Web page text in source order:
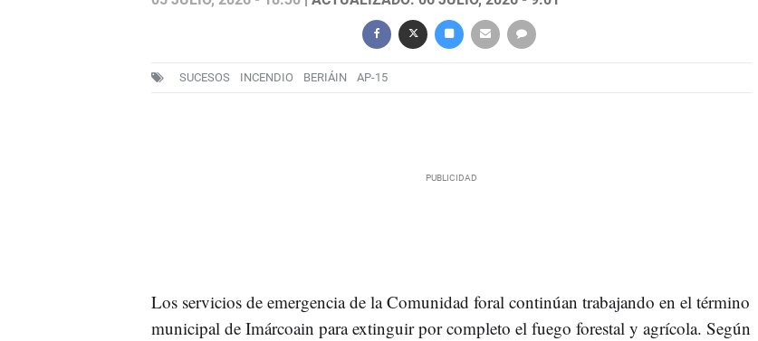
SUCESOS INCENDIO BERIÁIN AP-15
Los servicios de emergencia de la Comunidad foral continúan trabajando en el término
municipal de Imárcoain para extinguir por completo el fuego forestal y agrícola. Según